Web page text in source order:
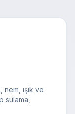
ışık ve
sulama,